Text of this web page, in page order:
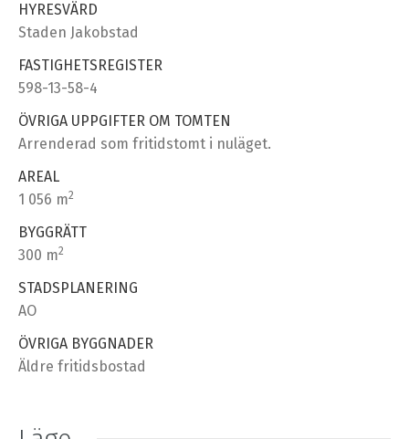
HYRESVÄRD
Staden Jakobstad
FASTIGHETSREGISTER
598-13-58-4
ÖVRIGA UPPGIFTER OM TOMTEN
Arrenderad som fritidstomt i nuläget.
AREAL
1 056 m2
BYGGRÄTT
300 m2
STADSPLANERING
AO
ÖVRIGA BYGGNADER
Äldre fritidsbostad